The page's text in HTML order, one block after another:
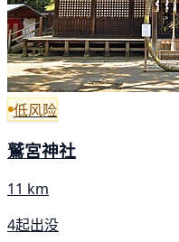
低风险
鷲宮神社
11 km
4起出没